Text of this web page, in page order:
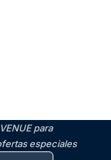
para
especiales